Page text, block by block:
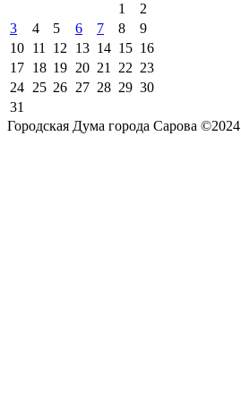
1
2
3
4 5 6 7 8
9
10 11 12 13 14 15 16
17 18 19 20 21 22 23
24 25 26 27 28 29 30
31
Городская Дума города Сарова ©2024